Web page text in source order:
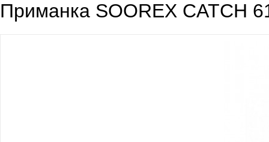
Приманка SOOREX CATCH